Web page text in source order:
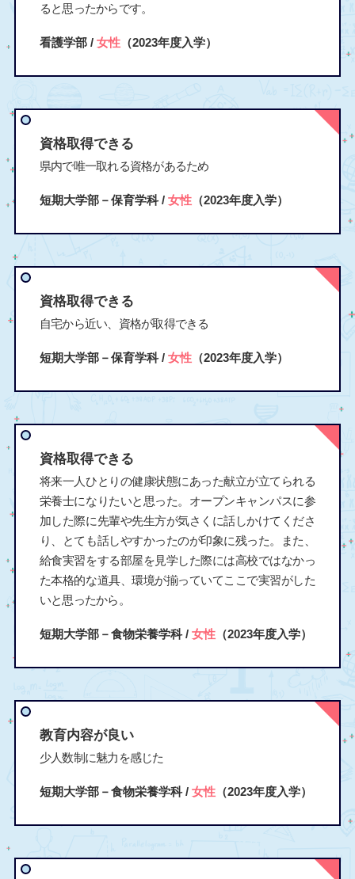
ると思ったからです。
看護学部 / 女性（2023年度入学）
資格取得できる
県内で唯一取れる資格があるため
短期大学部－保育学科 / 女性（2023年度入学）
資格取得できる
自宅から近い、資格が取得できる
短期大学部－保育学科 / 女性（2023年度入学）
資格取得できる
将来一人ひとりの健康状態にあった献立が立てられる
栄養士になりたいと思った。オープンキャンパスに参
加した際に先輩や先生方が気さくに話しかけてくださ
り、とても話しやすかったのが印象に残った。また、
給食実習をする部屋を見学した際には高校ではなかっ
た本格的な道具、環境が揃っていてここで実習がした
いと思ったから。
短期大学部－食物栄養学科 / 女性（2023年度入学）
教育内容が良い
少人数制に魅力を感じた
短期大学部－食物栄養学科 / 女性（2023年度入学）